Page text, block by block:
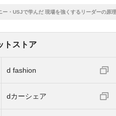
ー・USJで学んだ 現場を強くするリーダーの原
トストア
d fashion
dカーシェア